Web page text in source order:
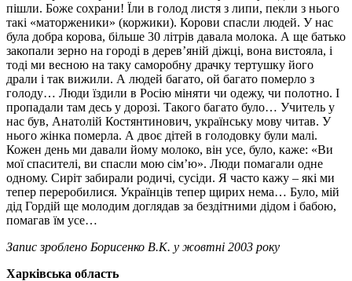
пішли. Боже сохрани! Їли в голод листя з липи, пекли з нього
такі «маторженики» (коржики). Корови спасли людей. У нас
була добра корова, більше 30 літрів давала молока. А ще батько
закопали зерно на городі в дерев’яній діжці, вона вистояла, і
тоді ми весною на таку саморобну драчку тертушку його
драли і так вижили. А людей багато, ой багато померло з
голоду… Люди їздили в Росію міняти чи одежу, чи полотно. І
пропадали там десь у дорозі. Такого багато було… Учитель у
нас був, Анатолій Костянтинович, українську мову читав. У
нього жінка померла. А двоє дітей в голодовку були малі.
Кожен день ми давали йому молоко, він усе, було, каже: «Ви
мої спасителі, ви спасли мою сім’ю». Люди помагали одне
одному. Сиріт забирали родичі, сусіди. Я часто кажу – які ми
тепер переробилися. Українців тепер щирих нема… Було, мій
дід Гордій ще молодим доглядав за бездітними дідом і бабою,
помагав їм усе…
Запис зроблено Борисенко В.К. у жовтні 2003 року
Харківська область